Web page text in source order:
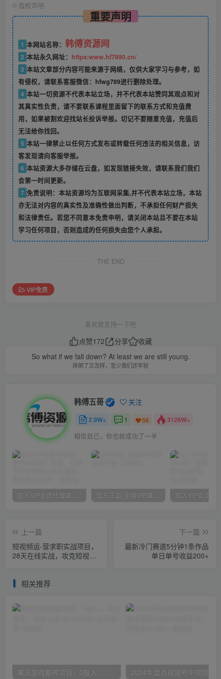
© 版权声明
重要声明
1 本网站名称： 韩傅资源网
2 本站永久网址： https:www.hf7890.cn/
3 本站文章部分内容可能来源于网络，仅供大家学习与参考，如
有侵权，请联系客服微信：hfwg789进行删除处理。
4 本站一切资源不代表本站立场，并不代表本站赞同其观点和对
其真实性负责，请不要联系课程里面留下的联系方式和充值费
用，如果被割欢迎找站长投诉举报。切记不要随意充值，充值后
无法给你找回。
5 本站一律禁止以任何方式发布或转载任何违法的相关信息，访
客发现请向客服举报。
6 本站资源大多存储在云盘，如发现链接失效，请联系我们我们
会第一时间更新。
7 免责说明：本站资源均为互联网采集,并不代表本站立场，本站
亦无法对内容的真实性及准确性做出判断，不承担任何财产损失
和法律责任。若您不同意本免责申明，请关闭本站且不要在本站
学习任何项目，否则造成的任何损失由您个人承担。
THE END
VIP免费
喜欢就支持一下吧
点赞172 分享
收藏
So what if we fall down? At least we are still young.
摔倒了又怎样，至少我们还年轻
韩傅五哥 关注
2.9W+ 1 56 3126W+
相信自己，你也就成功了一半
加入VIP会员代理商，享90%的推广提成，免费学习多种网上创业课程，菜鸟秒变大神！ 官方正品 全网VIP课程 无损下载~
上一篇
短视频运-营求职实战项目，
28天在线实战，攻克短视频
下一篇
最新冷门赛道5分钟1条作品
单日单号收益200+
相关推荐